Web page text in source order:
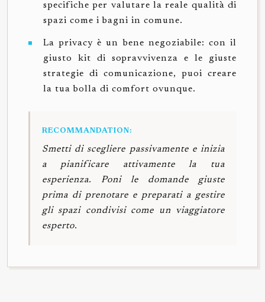
specifiche per valutare la reale qualità di
spazi come i bagni in comune.
La privacy è un bene negoziabile: con il
giusto kit di sopravvivenza e le giuste
strategie di comunicazione, puoi creare
la tua bolla di comfort ovunque.
RECOMMANDATION:
Smetti di scegliere passivamente e inizia
a pianificare attivamente la tua
esperienza. Poni le domande giuste
prima di prenotare e preparati a gestire
gli spazi condivisi come un viaggiatore
esperto.